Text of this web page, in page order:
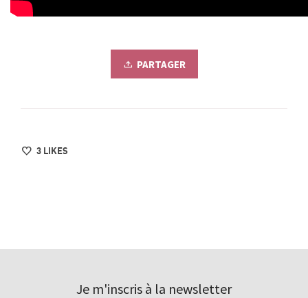
PARTAGER
3 LIKES
Je m'inscris à la newsletter